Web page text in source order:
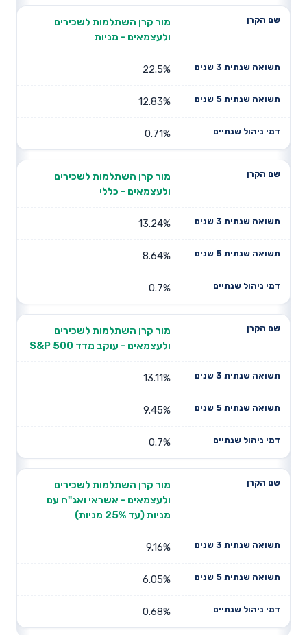
מור קרן השתלמות לשכירים
ולעצמאים - מניות
22.5%
12.83%
0.71%
מור קרן השתלמות לשכירים
ולעצמאים - כללי
13.24%
8.64%
0.7%
מור קרן השתלמות לשכירים
ולעצמאים - עוקב מדד S&P 500
13.11%
9.45%
0.7%
מור קרן השתלמות לשכירים
ולעצמאים - אשראי ואג"ח עם
מניות (עד 25% מניות)
9.16%
6.05%
0.68%